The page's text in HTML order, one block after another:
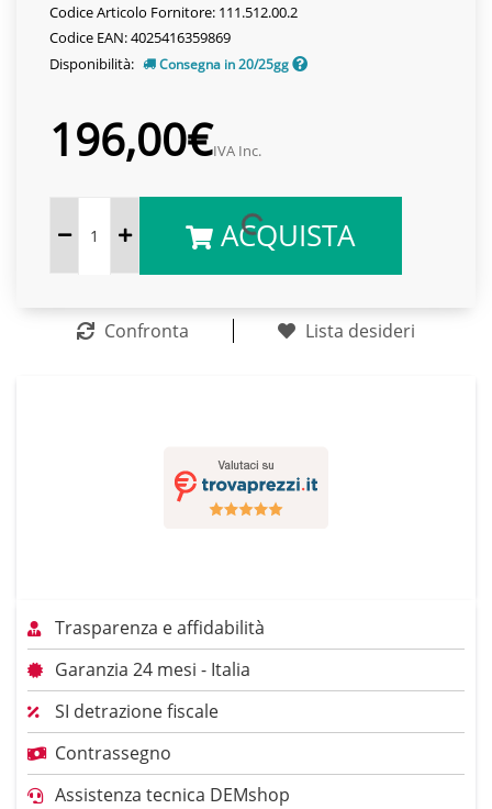
Codice Articolo Fornitore: 111.512.00.2
Codice EAN: 4025416359869
Disponibilità:
Consegna in 20/25gg
196,00€IVA Inc.
ACQUISTA
Confronta Lista desideri
Trasparenza e affidabilità
Garanzia 24 mesi - Italia
SI detrazione fiscale
Contrassegno
Assistenza tecnica DEMshop